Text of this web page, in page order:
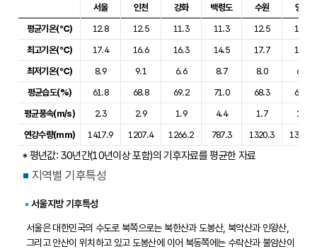
서울, 인천, 강화, 백령도, 수원, 양평, 이천, 동두천, 파주의 평균기
서울 인천 강화 백령도 수원
양평
평균기온(℃)
12.8 12.5 11.3 11.3 12.5
11.7
최고기온(℃)
17.4 16.6 16.3 14.5 17.7
17.8
최저기온(℃)
8.9 9.1 6.6 8.7 8.0
6.5
평균습도(%)
61.8 68.8 69.2 71.0 68.3
69.5
평균풍속(m/s)
2.3 2.9 1.9 4.4 1.7
1.3
연강수량(mm)
1417.9 1207.4 1266.2 787.3 1320.3 1383.6
* 평년값: 30년간(10년이상 포함)의 기후자료를 평균한 자료
지역별 기후특성
서울지방 기후특성
서울은 대한민국의 수도로 북쪽으로는 북한산과 도봉산, 북악산과 인왕산,
그리고 안산이 위치하고 있고 도봉산에 이어 북동쪽에는 수락산과 불암산이